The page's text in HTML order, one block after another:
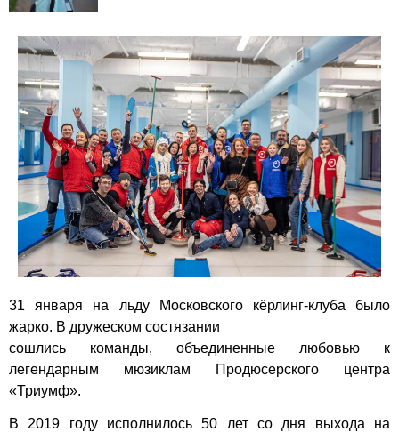
31 января на льду Московского кёрлинг-клуба было
жарко. В дружеском состязании
сошлись команды, объединенные любовью к
легендарным мюзиклам Продюсерского центра
«Триумф».
В 2019 году исполнилось 50 лет со дня выхода на